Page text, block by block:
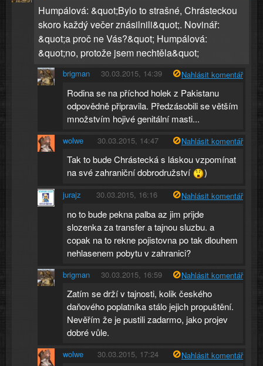
Humpálová: &quot;Bylo to strašné, Chrásteckou
skoro každý večer znásilnili&quot;. Novinář:
&quot;a proč ne Vás?&quot; Humpálová:
&quot;no, protože jsem nechtěla&quot;
brigman 30.03.2015, 14:39 Nahlásit komentář
Rodina se na příchod holek z Pakistanu
odpovědně připravila. Předzásobili se větším
množstvím hojivé genitální masti...
wolwe 30.03.2015, 14:47 Nahlásit komentář
Tak to bude Chrástecká s láskou vzpomínat
na své zahraniční dobrodružství
)
jurajz 30.03.2015, 16:16 Nahlásit komentář
no to bude pekna palba az jim prijde
slozenka za transfer a tajnou sluzbu. a
copak na to rekne pojistovna po tak dlouhem
nehlasenem pobytu v zahranici?
brigman 30.03.2015, 16:59 Nahlásit komentář
Zatím se drží v tajnosti, kolik českého
daňového poplatníka stálo jejich propuštění.
Nevěřím že je pustili zadarmo, jako projev
dobré vůle.
wolwe 30.03.2015, 17:24 Nahlásit komentář